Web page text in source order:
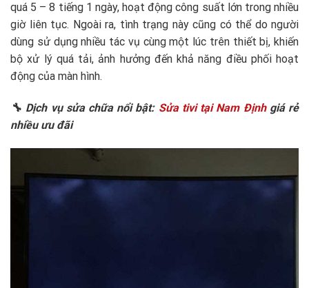
quá 5 – 8 tiếng 1 ngày, hoạt động công suất lớn trong nhiều
giờ liên tục. Ngoài ra, tình trạng này cũng có thể do người
dùng sử dụng nhiều tác vụ cùng một lúc trên thiết bị, khiến
bộ xử lý quá tải, ảnh hưởng đến khả năng điều phối hoạt
động của màn hình.
🔧 Dịch vụ sửa chữa nổi bật: Sửa tivi tại Nam Địnhgiá rẻ
nhiều ưu đãi